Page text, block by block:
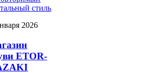
2026
ETOR-